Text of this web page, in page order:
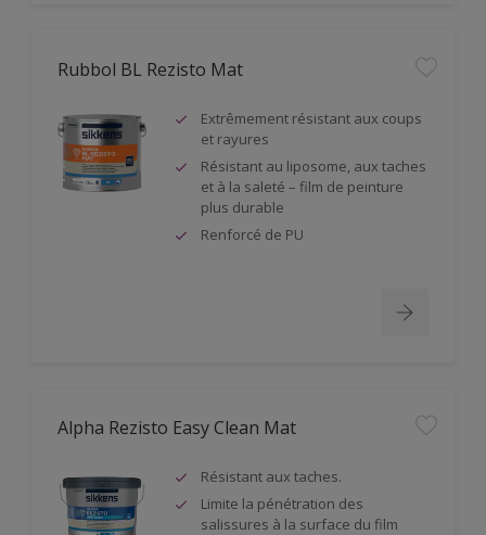
Rubbol BL Rezisto Mat
Extrêmement résistant aux coups
et rayures
Résistant au liposome, aux taches
et à la saleté – film de peinture
plus durable
Renforcé de PU
Alpha Rezisto Easy Clean Mat
Résistant aux taches.
Limite la pénétration des
salissures à la surface du film